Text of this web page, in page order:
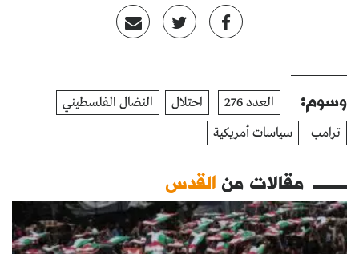
وسوم: العدد 276 احتلال
النضال الفلسطيني
ترامب
سياسات أمريكية
مقالات منالقدس